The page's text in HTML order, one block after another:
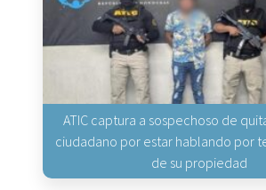
ATIC captura a sospechoso de
ciudadano por estar hablando por
de su propiedad